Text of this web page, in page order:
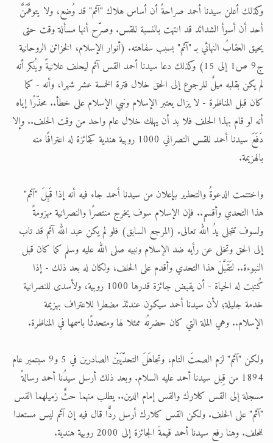
وكذلك أعلن سيدنا أحمد صراحةً أن أساس هلاك "آثم" قد وُضع، ولا يتوهَّمَنَّ
أحد أن أسوأ الشدائد قد انتهت بالنسبة للقس. وصرّح أنها مسألة وقت حتى
يحيق العقابُ النهائي بـ "آثم" بسبب سفاهته. (أنوار الإسلام، الخزائن الروحانية
ج9 ص1 إلى 15) وكذلك دعا سيدنا أحمد القس آثم ليحلف علانيةً ويُنكر أنه
لم يكن بقلبه ميلٌ للرجوع إلى الحق خلال فترة الخمسة عشر شهرا، وأنه - كما
كان قبل المناظرة - لا يزال يعتبر الإسلام ونبي الإسلام على خطأ.. محذّرًا إياه
أنه لو قام بهذا الحلف فلا بد أن يهلك خلال عام واحد من وقت الحلف.. وإلا
دَفَعَ سيدنا أحمد للقس النصراني 1000 روبية هندية كجائزة له اعترافًا منه
بالهزيمة.
واختتمت الدعوةُ والتحذير بإعلان من سيدنا أحمد جاء فيه أنه إذا قَبِلَ "آثم"
هذا التحدي وأقسم.. فإن الإسلام سوف يخرج منتصرًا والنصرانية مهزومةً
ولسوف تتجلى يدُ الله تعالى. (المرجع السابق) فلو لم يكن عبد الله آثم قد تاب
إلى الحق وتخلى عن رأيه ضد الإسلام ونبيه صلى الله عليه وسلم كما كان قبل
النبوءة.. لتَقَبَّلَ هذا التحدي وأقدم على الحلف، ولكان له بعد ذلك - إذا
كُتبت له الحياة - أن يقبض جائزة قدرها 1000 روبية، ولأسدى للنصرانية
خدمة جليلة؛ لأن سيدنا أحمد سيكون عندئذ مضطرا للاعتراف بهزيمة
الإسلام.. وهي الملة التي كان حضرتُه ممثلا لها ومتحدثًا باسمها في المناظرة.
ولكن "آثم" لزم الصمتَ التام، وتجاهَلَ التحدّيَيْن الصادرين في 5 و9 سبتمبر عام
1894 من قِبل سيدنا أحمد عليه السلام. وبعد ذلك أرسل سيدُنا أحمد رسالةً
مسجلة إلى القس كلارك والقس إمام الدين.. يطلب منهما حثَّ زميلهما القس
"آثم" على الحلف. ولكن القس كلارك أرسل ردًّا قال فيه إن آثم ليس مستعدا
للحلف. وهنا رفع سيدنا أحمد قيمةَ الجائزة إلى 2000 روبية هندية.